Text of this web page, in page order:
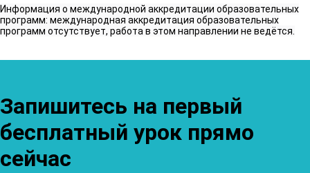
Информация о международной аккредитации образовательных
программ: международная аккредитация образовательных
программ отсутствует, работа в этом направлении не ведётся.
Запишитесь на первый
бесплатный урок прямо
сейчас